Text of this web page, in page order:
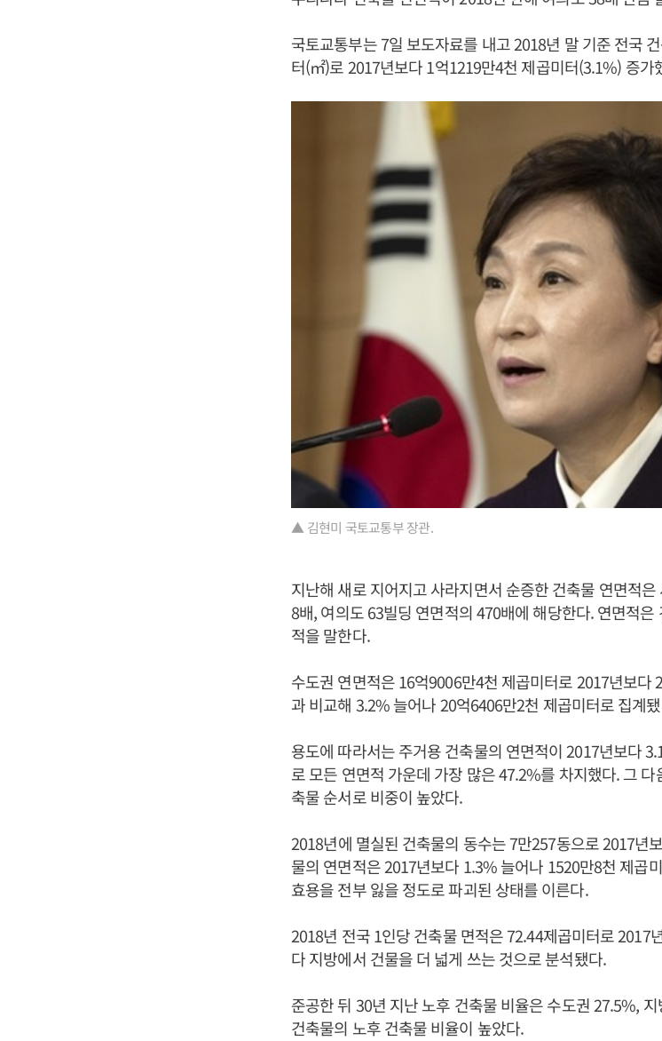
국토교통부는 7일 보도자료를 내고 2018년 말 기준 전국
터(㎡)로 2017년보다 1억1219만4천 제곱미터(3.1%) 증가
▲ 김현미 국토교통부 장관.
지난해 새로 지어지고 사라지면서 순증한 건축물 연면적
8배, 여의도 63빌딩 연면적의 470배에 해당한다. 연면적
적을 말한다.
수도권 연면적은 16억9006만4천 제곱미터로 2017년보다
과 비교해 3.2% 늘어나 20억6406만2천 제곱미터로 집계
용도에 따라서는 주거용 건축물의 연면적이 2017년보다
로 모든 연면적 가운데 가장 많은 47.2%를 차지했다. 그
축물 순서로 비중이 높았다.
2018년에 멸실된 건축물의 동수는 7만257동으로 2017년
물의 연면적은 2017년보다 1.3% 늘어나 1520만8천 제곱
효용을 전부 잃을 정도로 파괴된 상태를 이른다.
2018년 전국 1인당 건축물 면적은 72.44제곱미터로 2017
다 지방에서 건물을 더 넓게 쓰는 것으로 분석됐다.
준공한 뒤 30년 지난 노후 건축물 비율은 수도권 27.5%,
건축물의 노후 건축물 비율이 높았다.